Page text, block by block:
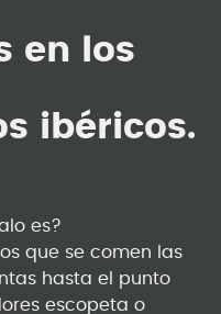
en los
ibéricos.
es?
que se comen las
hasta el punto
escopeta o